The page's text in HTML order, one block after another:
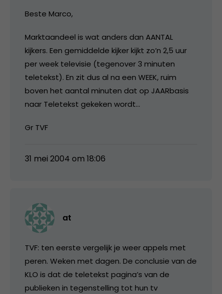
Beste Marco,
Marktaandeel is wat anders dan AANTAL
kijkers. Een gemiddelde kijker kijkt zo’n 2,5 uur
per week televisie (tegenover 3 minuten
teletekst). En zit dus al na een WEEK, ruim
boven het aantal minuten dat op JAARbasis
naar Teletekst gekeken wordt…
Gr TVF
31 mei 2004 om 18:06
at
TVF: ten eerste vergelijk je weer appels met
peren. Weken met dagen. De conclusie van de
KLO is dat de teletekst pagina’s van de
publieken in tegenstelling tot hun tv